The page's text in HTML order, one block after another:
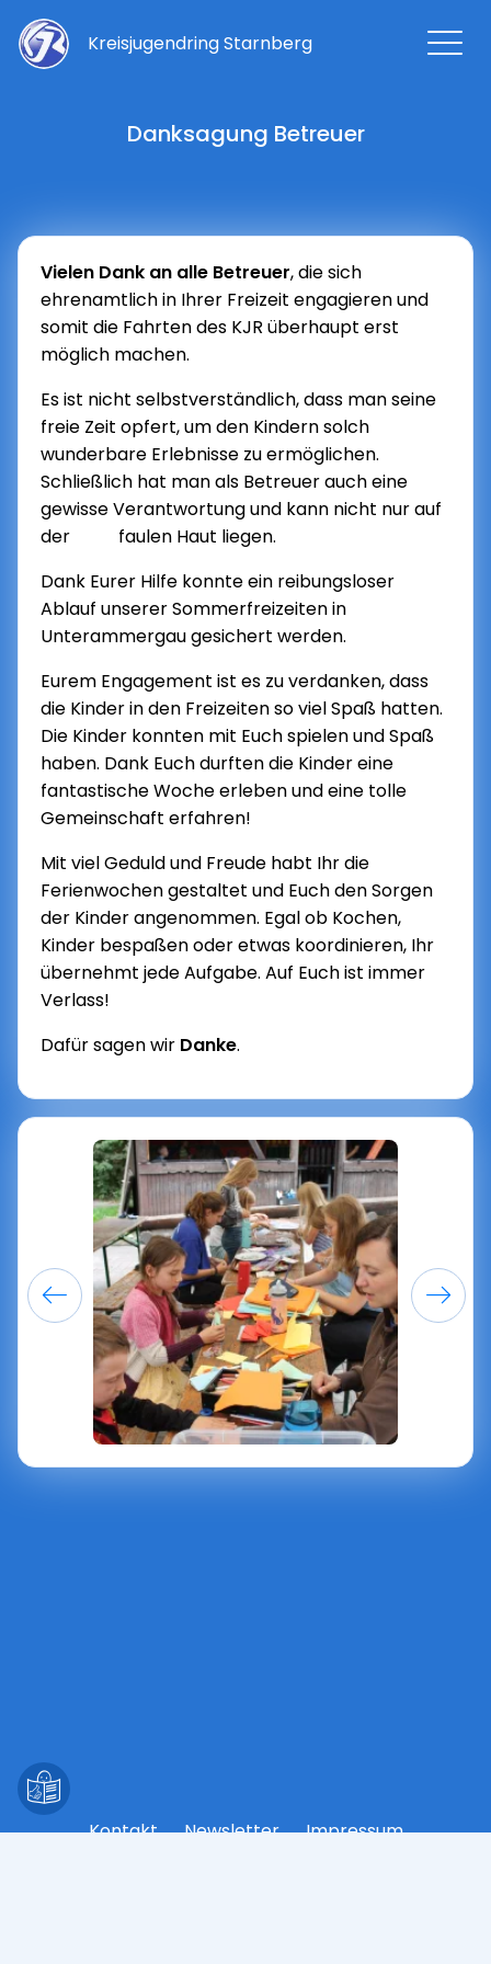
Kreisjugendring Starnberg
Danksagung Betreuer
Vielen Dank an alle Betreuer, die sich
ehrenamtlich in Ihrer Freizeit engagieren und
somit die Fahrten des KJR überhaupt erst
möglich machen.
Es ist nicht selbstverständlich, dass man seine
freie Zeit opfert, um den Kindern solch
wunderbare Erlebnisse zu ermöglichen.
Schließlich hat man als Betreuer auch eine
gewisse Verantwortung und kann nicht nur auf
der faulen Haut liegen.
Dank Eurer Hilfe konnte ein reibungsloser
Ablauf unserer Sommerfreizeiten in
Unterammergau gesichert werden.
Eurem Engagement ist es zu verdanken, dass
die Kinder in den Freizeiten so viel Spaß hatten.
Die Kinder konnten mit Euch spielen und Spaß
haben. Dank Euch durften die Kinder eine
fantastische Woche erleben und eine tolle
Gemeinschaft erfahren!
Mit viel Geduld und Freude habt Ihr die
Ferienwochen gestaltet und Euch den Sorgen
der Kinder angenommen. Egal ob Kochen,
Kinder bespaßen oder etwas koordinieren, Ihr
übernehmt jede Aufgabe. Auf Euch ist immer
Verlass!
Dafür sagen wir Danke.
Kontakt Newsletter
Impressum